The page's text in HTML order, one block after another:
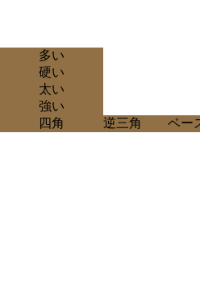
多い
硬い
太い
強い
四角 逆三角 ベー